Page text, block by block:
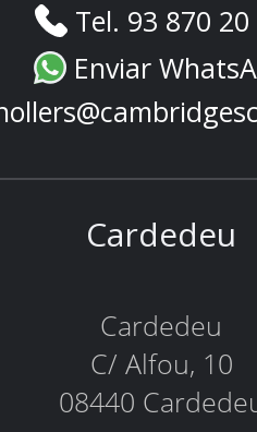
Tel. 93 870
Enviar
Cardedeu
Cardedeu
C/ Alfou, 10
08440